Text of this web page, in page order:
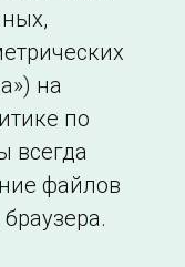
на
по
всегда
файлов